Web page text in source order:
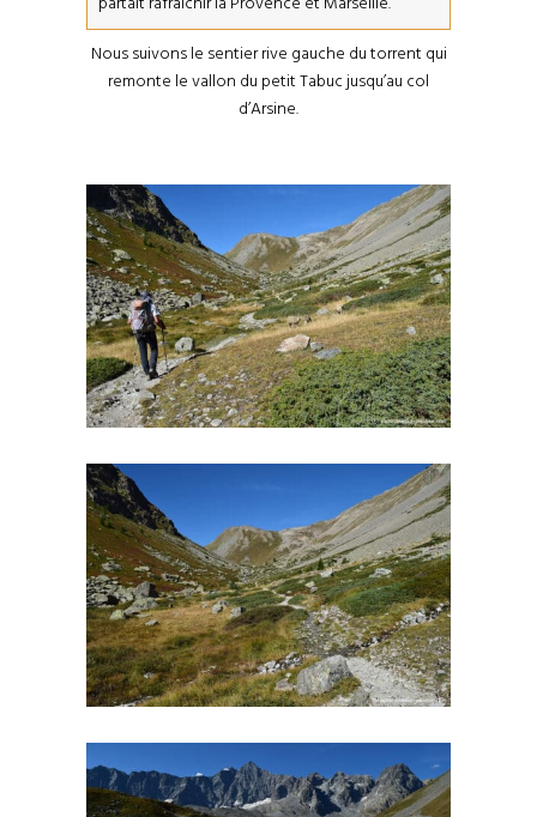
Nous suivons le sentier rive gauche du torrent qui
remonte le vallon du petit Tabuc jusqu’au col
d’Arsine.